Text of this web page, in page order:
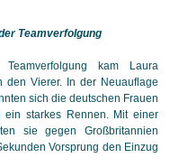
Teamverfolgung
kam Laura
den Vierer. In der Neuauflage
sich die deutschen Frauen
ein starkes Rennen. Mit einer
sie gegen Großbritannien
Vorsprung den Einzug